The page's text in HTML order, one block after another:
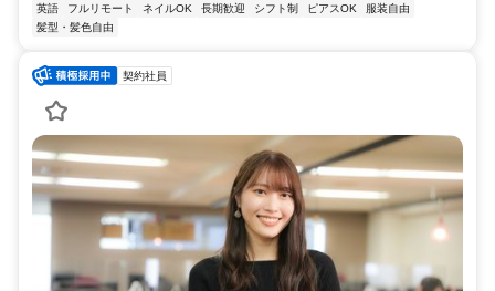
英語
フルリモート ネイルOK 長期歓迎 シフト制 ピアスOK
服装自由
髪型・髪色自由
契約社員